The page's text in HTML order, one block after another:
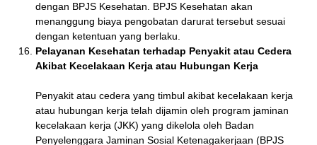
dengan BPJS Kesehatan. BPJS Kesehatan akan
menanggung biaya pengobatan darurat tersebut sesuai
dengan ketentuan yang berlaku.
Pelayanan Kesehatan terhadap Penyakit atau Cedera
Akibat Kecelakaan Kerja atau Hubungan Kerja
Penyakit atau cedera yang timbul akibat kecelakaan kerja
atau hubungan kerja telah dijamin oleh program jaminan
kecelakaan kerja (JKK) yang dikelola oleh Badan
Penyelenggara Jaminan Sosial Ketenagakerjaan (BPJS